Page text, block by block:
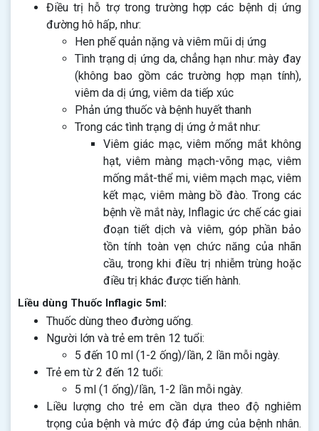
Điều trị hỗ trợ trong trường hợp các bệnh dị ứng
đường hô hấp, như:
Hen phế quản nặng và viêm mũi dị ứng
Tình trạng dị ứng da, chẳng hạn như: mày đay
(không bao gồm các trường hợp mạn tính),
viêm da dị ứng, viêm da tiếp xúc
Phản ứng thuốc và bệnh huyết thanh
Trong các tình trạng dị ứng ở mắt như:
Viêm giác mạc, viêm mống mắt không
hạt, viêm màng mạch-võng mạc, viêm
mống mắt-thể mi, viêm mạch mạc, viêm
kết mạc, viêm màng bồ đào. Trong các
bệnh về mắt này, Inflagic ức chế các giai
đoạn tiết dịch và viêm, góp phần bảo
tồn tính toàn vẹn chức năng của nhãn
cầu, trong khi điều trị nhiễm trùng hoặc
điều trị khác được tiến hành.
Liều dùng Thuốc Inflagic 5ml:
Thuốc dùng theo đường uống.
Người lớn và trẻ em trên 12 tuổi:
5 đến 10 ml (1-2 ống)/lần, 2 lần mỗi ngày.
Trẻ em từ 2 đến 12 tuổi:
5 ml (1 ống)/lần, 1-2 lần mỗi ngày.
Liều lượng cho trẻ em cần dựa theo độ nghiêm
trọng của bệnh và mức độ đáp ứng của bệnh nhân.